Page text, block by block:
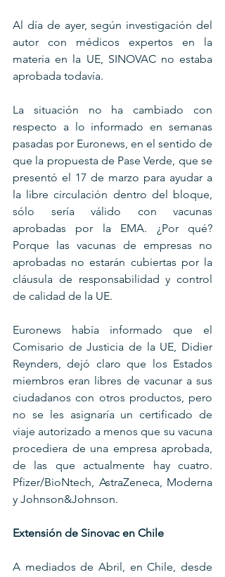
Al día de ayer, según investigación del
autor con médicos expertos en la
materia en la UE, SINOVAC no estaba
aprobada todavía.
La situación no ha cambiado con
respecto a lo informado en semanas
pasadas por Euronews, en el sentido de
que la propuesta de Pase Verde, que se
presentó el 17 de marzo para ayudar a
la libre circulación dentro del bloque,
sólo sería válido con vacunas
aprobadas por la EMA. ¿Por qué?
Porque las vacunas de empresas no
aprobadas no estarán cubiertas por la
cláusula de responsabilidad y control
de calidad de la UE.
Euronews había informado que el
Comisario de Justicia de la UE, Didier
Reynders, dejó claro que los Estados
miembros eran libres de vacunar a sus
ciudadanos con otros productos, pero
no se les asignaría un certificado de
viaje autorizado a menos que su vacuna
procediera de una empresa aprobada,
de las que actualmente hay cuatro.
Pfizer/BioNtech, AstraZeneca, Moderna
y Johnson&Johnson.
Extensión de Sinovac en Chile
A mediados de Abril, en Chile, desde